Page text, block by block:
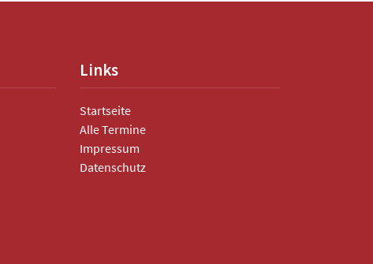
Links
Startseite
Alle Termine
Impressum
Datenschutz